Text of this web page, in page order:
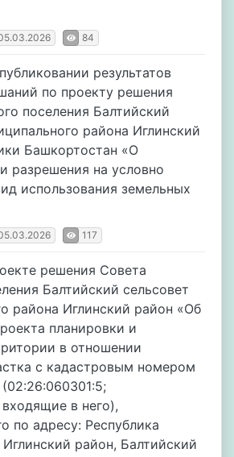
84
результатов
по проекту решения
поселения Балтийский
района Иглинский
Башкортостан «О
разрешения на условно
использования земельных
117
решения Совета
Балтийский сельсовет
района Иглинский район «Об
планировки и
в отношении
с кадастровым номером
в него),
по адресу: Республика
район, Балтийский